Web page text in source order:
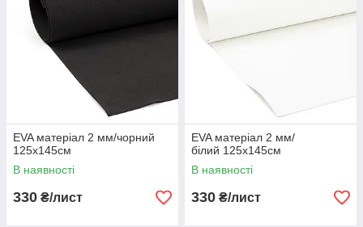
EVA матеріал 2 мм/чорний
125х145см
В наявності
330 ₴/лист
EVA матеріал 2 мм/
білий 125х145см
В наявності
330 ₴/лист